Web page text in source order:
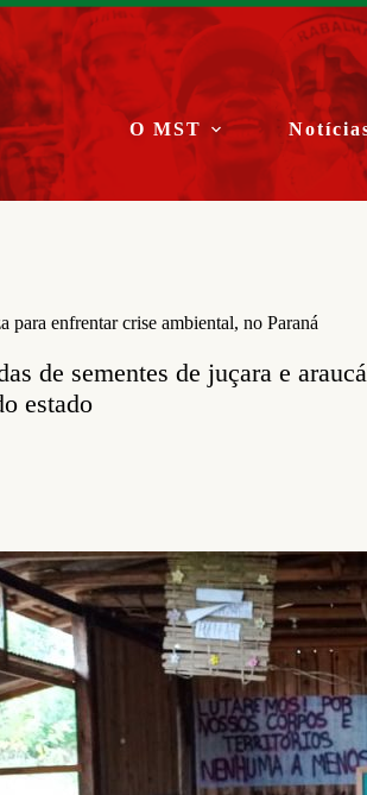
O MST
para enfrentar crise ambiental, no Paraná
de sementes de juçara e
estado